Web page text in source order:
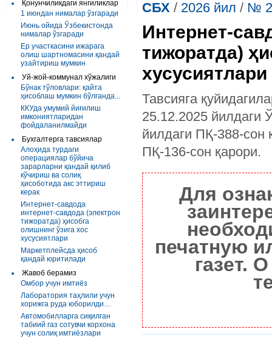
Қонунчиликдаги янгиликлар
1 июндан нималар ўзгаради
Июнь ойида Ўзбекистонда
нималар ўзгаради
Ер участкасини ижарага
олиш шартномасини қандай
узайтириш мумкин
Уй-жой-коммунал хўжалиги
Бўнак тўловлари: қайта
ҳисоблаш мумкин бўлганда...
ККУда умумий йиғилиш
имкониятларидан
фойдаланилмайди
Бухгалтерга тавсиялар
Алоҳида турдаги
операциялар бўйича
зарарларни қандай қилиб
кўчириш ва солиқ
ҳисоботида акс эттириш
керак
Интернет-савдода
интернет-савдода (электрон
тижоратда) ҳисобга
олишнинг ўзига хос
хусусиятлари
Маркетплейсда ҳисоб
қандай юритилади
Жавоб берамиз
Омбор учун имтиёз
Лаборатория таҳлили учун
хорижга руда юборилди…
Автомобилларга сиқилган
табиий газ сотувчи корхона
учун солиқ имтиёзлари
СБХ / 2026 йил / №
Интернет-
тижоратда)
хусусиятлари
Тавсияга
25.12.2025 йилдаги
йилдаги ПҚ-388-сон
ПҚ-136-сон қарори.
Для
печатную
газет.